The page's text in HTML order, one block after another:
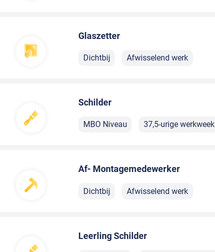
Glaszetter
Dichtbij Afwisselend werk
Schilder
MBO Niveau 37,5-urige werkweek
Af- Montagemedewerker
Dichtbij Afwisselend werk
Leerling Schilder